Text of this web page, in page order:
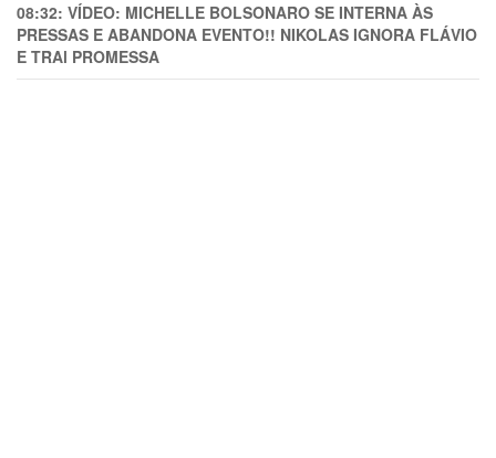
08:32: VÍDEO: MICHELLE BOLSONARO SE INTERNA ÀS
PRESSAS E ABANDONA EVENTO!! NIKOLAS IGNORA FLÁVIO
E TRAl PROMESSA